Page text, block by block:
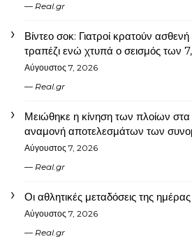
Real.gr
Βίντεο σοκ: Γιατροί κρατούν
τραπέζι ενώ χτυπά ο σεισμός των
Αύγουστος 7, 2026
Real.gr
Μειώθηκε η κίνηση των πλοίων
αναμονή αποτελεσμάτων των
Αύγουστος 7, 2026
Real.gr
Οι αθλητικές μεταδόσεις της ημέρας
Αύγουστος 7, 2026
Real.gr